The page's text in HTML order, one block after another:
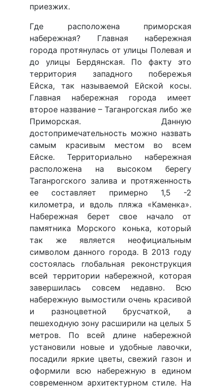
приезжих.
Где расположена приморская
набережная? Главная набережная
города протянулась от улицы Полевая и
до улицы Бердянская. По факту это
территория западного побережья
Ейска, так называемой Ейской косы.
Главная набережная города имеет
второе название – Таганрогская либо же
Приморская. Данную
достопримечательность можно назвать
самым красивым местом во всем
Ейске. Территориально набережная
расположена на высоком берегу
Таганрогского залива и протяженность
ее составляет примерно 1,5 -2
километра, и вдоль пляжа «Каменка».
Набережная берет свое начало от
памятника Морского конька, который
так же является неофициальным
символом данного города. В 2013 году
состоялась глобальная реконструкция
всей территории набережной, которая
завершилась совсем недавно. Всю
набережную вымостили очень красивой
и разноцветной брусчаткой, а
пешеходную зону расширили на целых 5
метров. По всей длине набережной
установили новые и удобные лавочки,
посадили яркие цветы, свежий газон и
оформили всю набережную в едином
современном архитектурном стиле. На